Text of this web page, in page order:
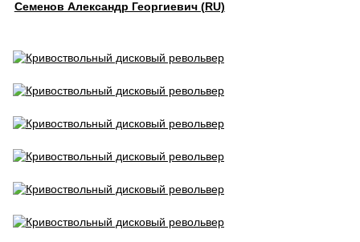
Семенов Александр Георгиевич (RU)